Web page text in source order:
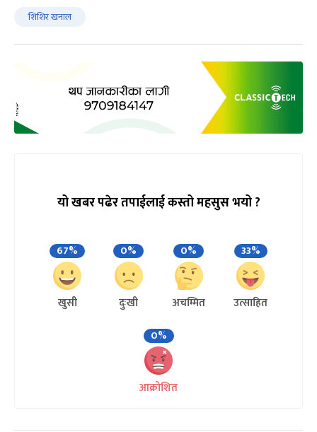
शिशिर खनाल
यो खबर पढेर तपाईलाई कस्तो महसुस भयो ?
67%
खुसी
0%
दुःखी
0%
अचम्मित
33%
उत्साहित
0%
आक्रोशित